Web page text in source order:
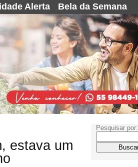
Alerta Bela da Semana
estava um
Pesquisar por: